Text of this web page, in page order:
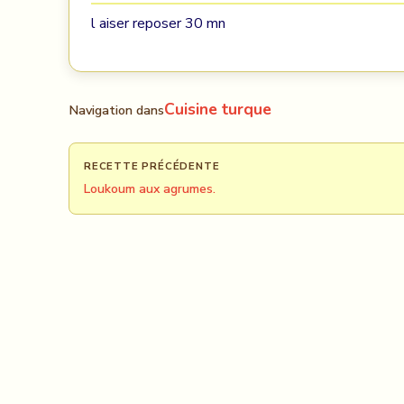
l aiser reposer 30 mn
Navigation dansCuisine turque
RECETTE PRÉCÉDENTE
Loukoum aux agrumes.